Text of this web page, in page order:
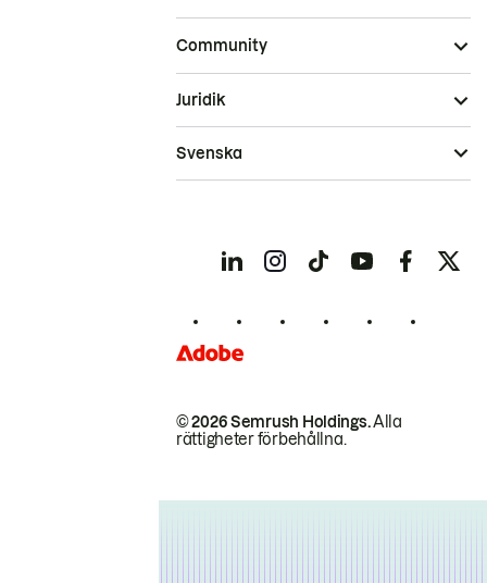
Community
© 2026 Semrush Holdings.Alla
rättigheter förbehållna.
Juridik
Svenska